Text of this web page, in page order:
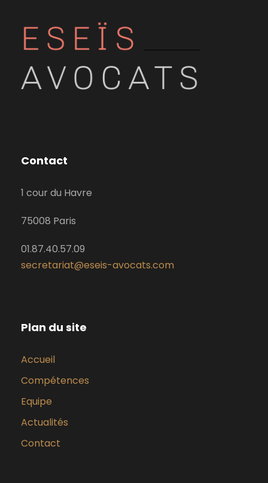
Contact
1 cour du Havre
75008 Paris
01.87.40.57.09
secretariat@eseis-avocats.com
Plan du site
Accueil
Compétences
Equipe
Actualités
Contact